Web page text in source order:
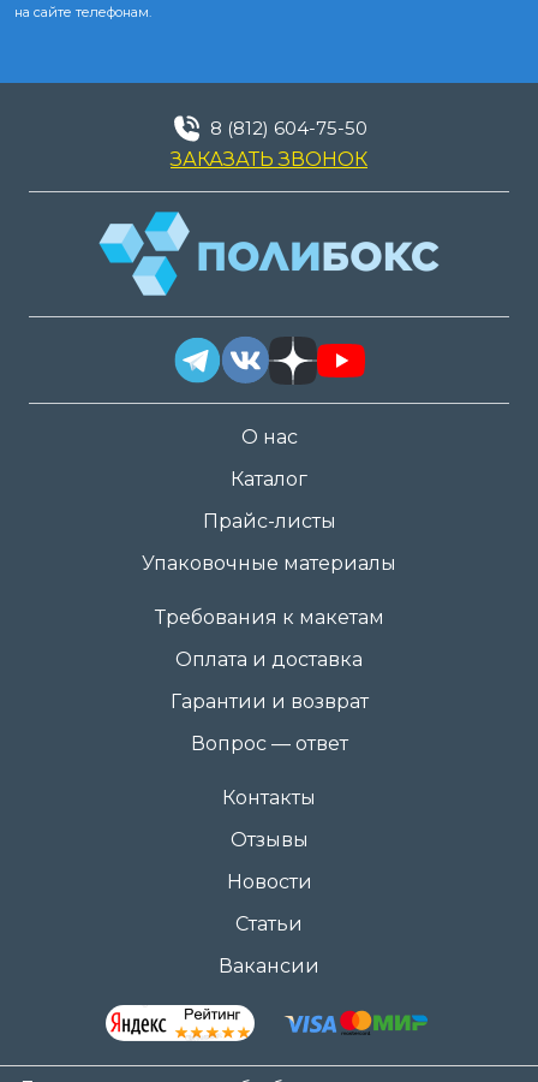
на сайте телефонам.
О нас
Каталог
Прайс-листы
Упаковочные материалы
Требования к макетам
Оплата и доставка
Гарантии и возврат
Вопрос — ответ
Контакты
Отзывы
Новости
Статьи
Вакансии
8 (812) 604-75-50
ЗАКАЗАТЬ ЗВОНОК